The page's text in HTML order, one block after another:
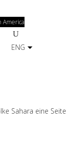
America
ENG
Sahara eine Seite